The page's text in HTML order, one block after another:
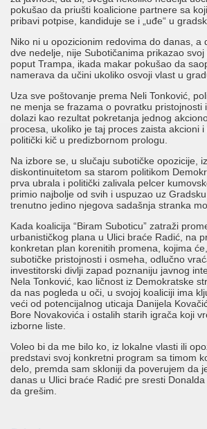
pokušao da priušti koalicione partnere sa
pribavi potpise, kandiduje se i „uđe“ u
Niko ni u opozicionim redovima do danas, a
dve nedelje, nije Subotičanima prikazao
poput Trampa, ikada makar pokušao da
namerava da učini ukoliko osvoji vlast u
Uza sve poštovanje prema Neli Tonković,
ne menja se frazama o povratku pristojnosti
dolazi kao rezultat pokretanja jednog
procesa, ukoliko je taj proces zaista akcioni
politički kič u predizbornom prologu.
Na izbore se, u slučaju subotičke opozicije,
diskontinuitetom sa starom politikom
prva ubrala i politički zalivala pelcer
primio najbolje od svih i uspuzao uz
trenutno jedino njegova sadašnja stranka
Kada koalicija “Biram Suboticu” zatraži
urbanističkog plana u Ulici braće Radić, na
konkretan plan korenitih promena, kojima
subotičke pristojnosti i osmeha, odlučno
investitorski divlji zapad poznaniju javnog
Nela Tonković, kao ličnost iz Demokratske
da nas pogleda u oči, u svojoj koaliciji ima
veći od potencijalnog uticaja Danijela
Bore Novakovića i ostalih starih igrača koji
izborne liste.
Voleo bi da me bilo ko, iz lokalne vlasti ili
predstavi svoj konkretni program sa timom
delo, premda sam skloniji da poverujem da
danas u Ulici braće Radić pre sresti
da grešim.